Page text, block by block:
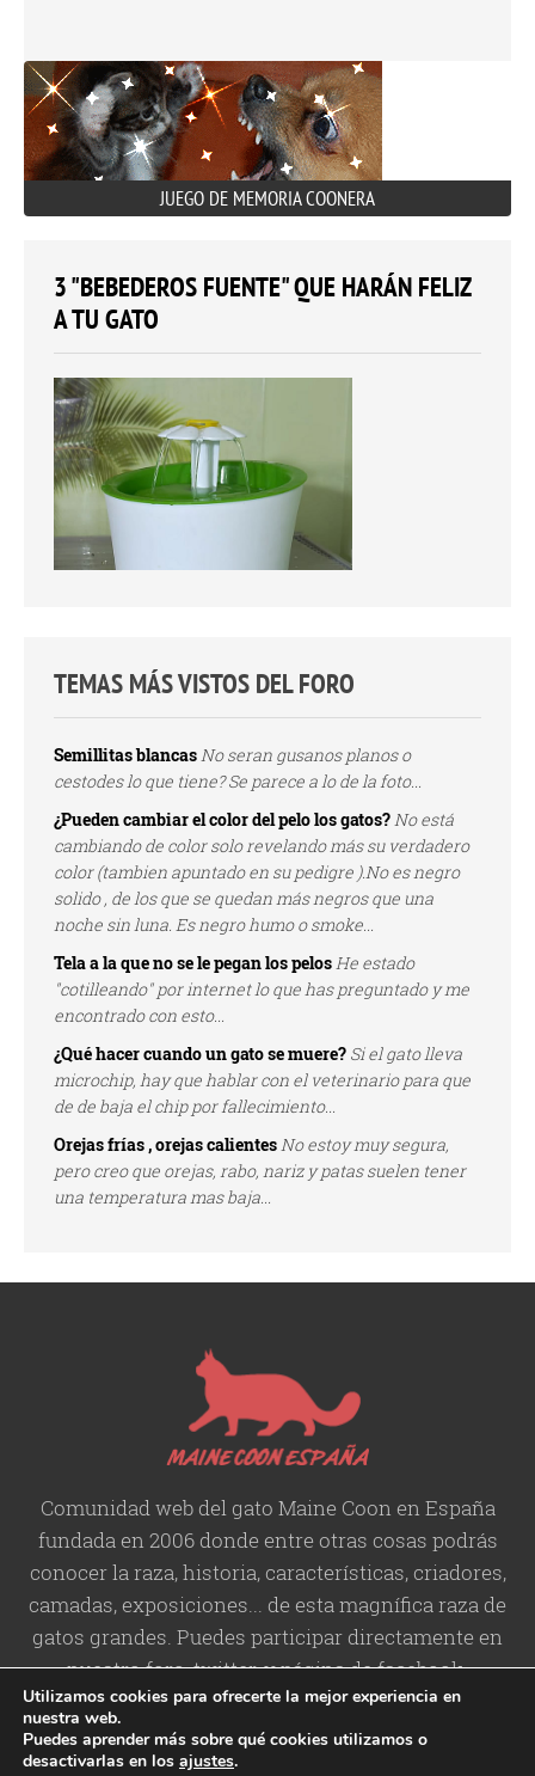
JUEGO DE MEMORIA COONERA
3 "BEBEDEROS FUENTE" QUE HARÁN FELIZ
A TU GATO
TEMAS MÁS VISTOS DEL FORO
Semillitas blancasNo seran gusanos planos o
cestodes lo que tiene? Se parece a lo de la foto...
¿Pueden cambiar el color del pelo los gatos?No está
cambiando de color solo revelando más su verdadero
color (tambien apuntado en su pedigre ).No es negro
solido , de los que se quedan más negros que una
noche sin luna. Es negro humo o smoke...
Tela a la que no se le pegan los pelosHe estado
"cotilleando" por internet lo que has preguntado y me
encontrado con esto...
¿Qué hacer cuando un gato se muere? Si el gato lleva
microchip, hay que hablar con el veterinario para que
de de baja el chip por fallecimiento...
Orejas frías , orejas calientesNo estoy muy segura,
pero creo que orejas, rabo, nariz y patas suelen tener
una temperatura mas baja...
Comunidad web del gato Maine Coon en España
fundada en 2006 donde entre otras cosas podrás
conocer la raza, historia,características, criadores,
camadas, exposiciones... de esta magnífica raza de
gatos grandes. Puedes participar directamente en
nuestro foro, twitter, y página de facebook.
Utilizamos cookies para ofrecerte la mejor experiencia en
nuestra web.
Puedes aprender más sobre qué cookies utilizamos o
desactivarlas en los ajustes.